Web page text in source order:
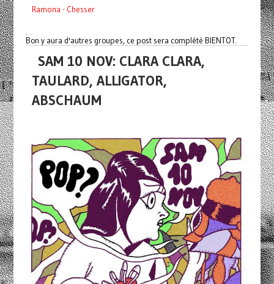
Ramona - Chesser
.
Bon y aura d'autres groupes, ce post sera complété BIENTOT.
SAM 10 NOV: CLARA CLARA,
TAULARD, ALLIGATOR,
ABSCHAUM